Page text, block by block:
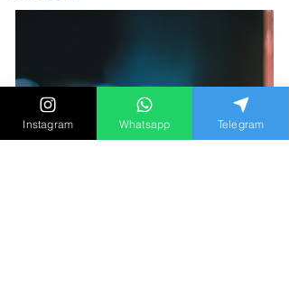
Instagram Whatsapp Telegram